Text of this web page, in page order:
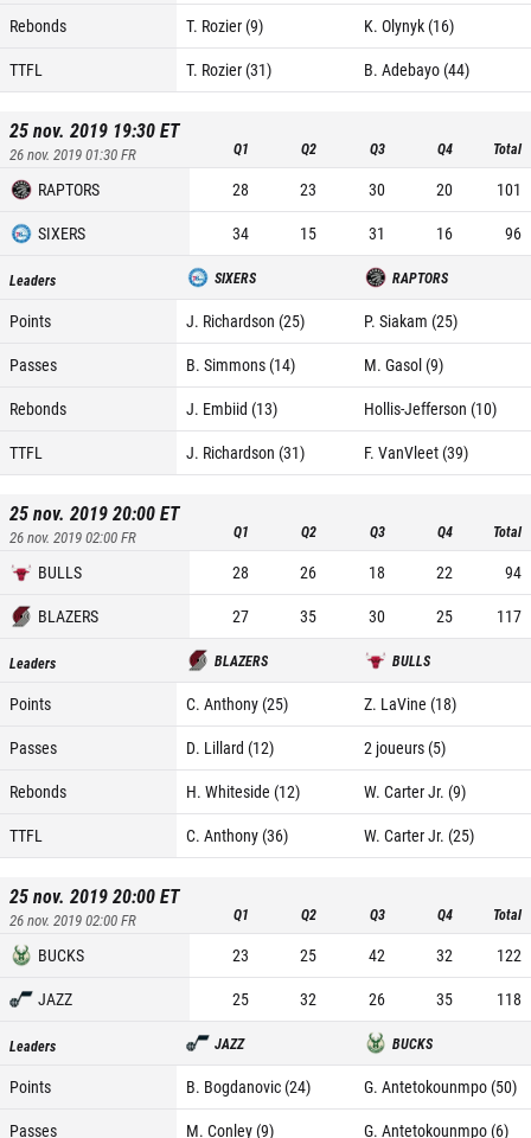
Rebonds
T. Rozier (9)
K. Olynyk (16)
TTFL
T. Rozier (31) B. Adebayo (44)
25 nov. 2019 19:30ET
26 nov. 2019 01:30FR Q1 Q2 Q3 Q4 Total
RAPTORS 28 23 30 20
101
SIXERS
34 15 31 16 96
Leaders SIXERS RAPTORS
Points J. Richardson (25)
P. Siakam (25)
Passes
B. Simmons (14)
M. Gasol (9)
Rebonds
J. Embiid (13)
Hollis-Jefferson (10)
TTFL
J. Richardson (31) F. VanVleet (39)
25 nov. 2019 20:00ET
26 nov. 2019 02:00FR Q1 Q2 Q3 Q4 Total
BULLS 28 26 18 22
94
BLAZERS
27 35 30 25 117
Leaders BLAZERS BULLS
Points C. Anthony (25)
Z. LaVine (18)
Passes
D. Lillard (12)
2 joueurs (5)
Rebonds
H. Whiteside (12)
W. Carter Jr. (9)
TTFL
C. Anthony (36) W. Carter Jr. (25)
25 nov. 2019 20:00ET
26 nov. 2019 02:00FR Q1 Q2 Q3 Q4 Total
BUCKS 23 25 42 32
122
JAZZ
25 32 26 35 118
Leaders JAZZ BUCKS
Points B. Bogdanovic (24)
G. Antetokounmpo (50)
Passes
M. Conley (9) G. Antetokounmpo (6)